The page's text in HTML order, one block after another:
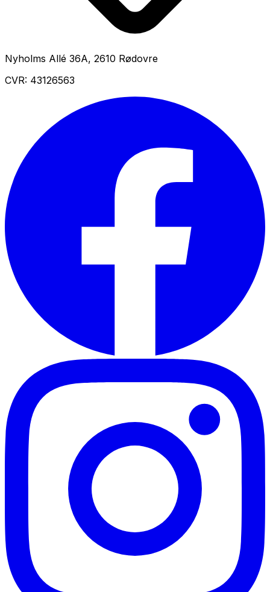
Nyholms Allé 36A, 2610 Rødovre
CVR: 43126563